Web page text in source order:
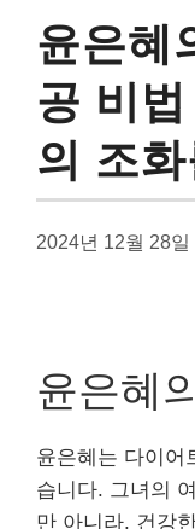
윤은혜
공 비
의 조
2024년 12월 28일
윤은혜
윤은혜는 다이어
습니다. 그녀의
만 아니라, 건강